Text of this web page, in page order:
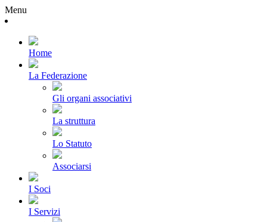
Menu
Home
La Federazione
Gli organi associativi
La struttura
Lo Statuto
Associarsi
I Soci
I Servizi